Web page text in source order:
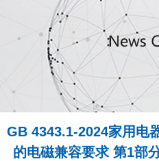
GB 4343.1-2024家用电
的电磁兼容要求 第1部